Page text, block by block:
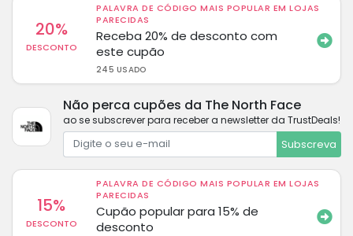
20%
DESCONTO
PALAVRA DE CÓDIGO MAIS POPULAR EM LOJAS
PARECIDAS
Receba 20% de desconto com
este cupão
245 USADO
Não perca cupões da The North Face
ao se subscrever para receber a newsletter da TrustDeals!
Subscreva
15%
DESCONTO
PALAVRA DE CÓDIGO MAIS POPULAR EM LOJAS
PARECIDAS
Cupão popular para 15% de
desconto